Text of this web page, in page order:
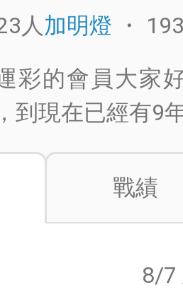
人加明燈 ・
彩的會員大家
到現在已經有9
戰績
8/7